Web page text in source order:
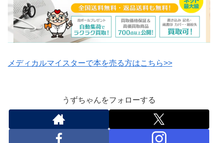
メディカルマイスターで本を売る方はこちら>>
うずちゃんをフォローする